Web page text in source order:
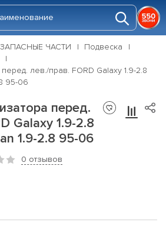
ЗАПАСНЫЕ ЧАСТИ
Подвеска
лев./прав. FORD Galaxy 1.9-2.8
95-06
перед.
Galaxy 1.9-2.8
1.9-2.8 95-06
0 отзывов